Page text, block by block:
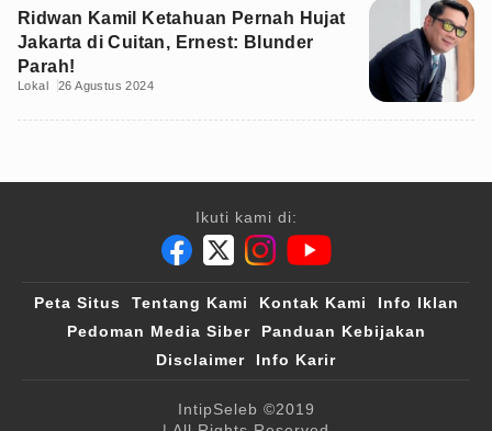
Ridwan Kamil Ketahuan Pernah Hujat
Jakarta di Cuitan, Ernest: Blunder
Parah!
Lokal 26 Agustus 2024
Ikuti kami di:
Peta Situs Tentang Kami Kontak Kami
Info Iklan
Pedoman Media Siber
Panduan Kebijakan
Disclaimer
Info Karir
IntipSeleb ©2019